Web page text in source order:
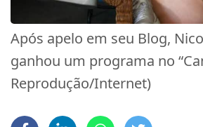
Após apelo em seu Blog,
ganhou um programa no
Reprodução/Internet)